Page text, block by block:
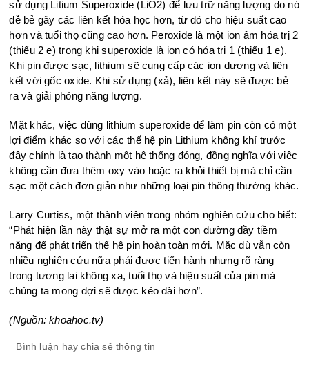
sử dụng Litium Superoxide (LiO2) để lưu trữ năng lượng do nó
dễ bẻ gãy các liên kết hóa học hơn, từ đó cho hiệu suất cao
hơn và tuổi thọ cũng cao hơn. Peroxide là một ion âm hóa trị 2
(thiếu 2 e) trong khi superoxide là ion có hóa trị 1 (thiếu 1 e).
Khi pin được sạc, lithium sẽ cung cấp các ion dương và liên
kết với gốc oxide. Khi sử dụng (xả), liên kết này sẽ được bẻ
ra và giải phóng năng lượng.
Mặt khác, việc dùng lithium superoxide để làm pin còn có một
lợi điểm khác so với các thế hệ pin Lithium không khí trước
đây chính là tạo thành một hệ thống đóng, đồng nghĩa với việc
không cần đưa thêm oxy vào hoặc ra khỏi thiết bị mà chỉ cần
sạc một cách đơn giản như những loại pin thông thường khác.
Larry Curtiss, một thành viên trong nhóm nghiên cứu cho biết:
“Phát hiện lần này thật sự mở ra một con đường đầy tiềm
năng để phát triển thế hệ pin hoàn toàn mới. Mặc dù vẫn còn
nhiều nghiên cứu nữa phải được tiến hành nhưng rõ ràng
trong tương lai không xa, tuổi thọ và hiệu suất của pin mà
chúng ta mong đợi sẽ được kéo dài hơn”.
(Nguồn: khoahoc.tv)
Bình luận hay chia sẻ thông tin